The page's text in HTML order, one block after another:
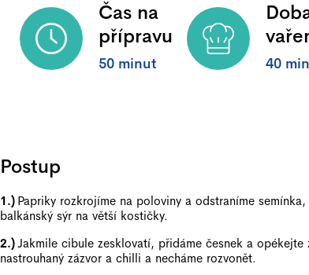
Čas na
přípravu
50 minut 40
Postup
Papriky rozkrojíme na poloviny a odstraníme
balkánský sýr na větší kostičky.
Jakmile cibule zesklovatí, přidáme česnek a opékejte
nastrouhaný zázvor a chilli a necháme rozvonět.